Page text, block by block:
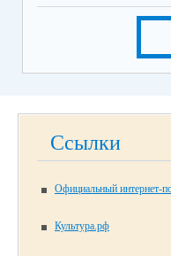
Ссылки
Официальный интернет-
Культура.рф